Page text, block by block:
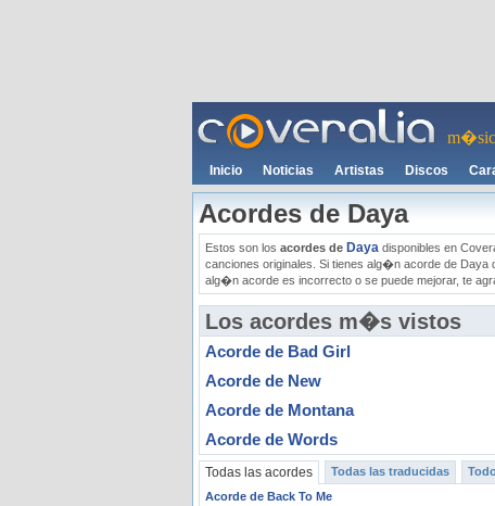
Inicio Noticias Artistas Discos
Acordes de Daya
Estos son los acordes de Daya disponibles en
canciones originales. Si tienes alg�n acorde de
alg�n acorde es incorrecto o se puede mejorar, te
Los acordes m�s vistos
Acorde de Bad Girl
Acorde de New
Acorde de Montana
Acorde de Words
Todas las acordes Todas las traducidas
Acorde de Back To Me